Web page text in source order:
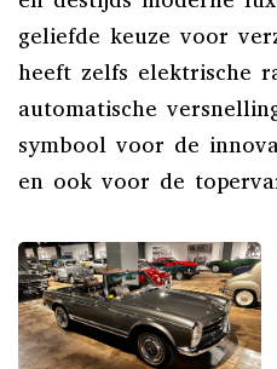
geliefde keuze voor
heeft zelfs elektrische
automatische
symbool voor de
en ook voor de